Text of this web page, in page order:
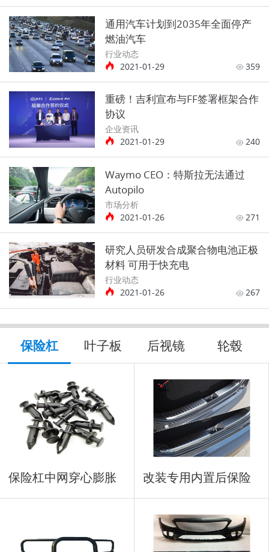
通用汽车计划到2035年全面停产
燃油汽车
行业动态
2021-01-29
359
重磅！吉利宣布与FF签署框架合作
协议
企业资讯
2021-01-29
240
Waymo CEO：特斯拉无法通过
Autopilo
市场分析
2021-01-26
271
研究人员研发合成聚合物电池正极
材料 可用于快充电
行业动态
2021-01-26
267
保险杠 叶子板 后视镜 轮毂
保险杠中网穿心膨胀
铆钉
改装专用内置后保险
杠防